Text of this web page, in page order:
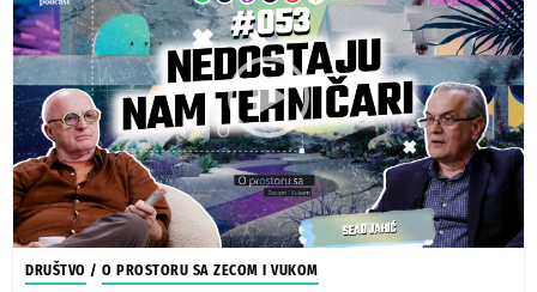
DRUŠTVO / O PROSTORU SA ZECOM I VUKOM